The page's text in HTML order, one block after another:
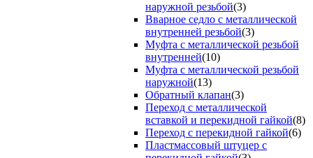
наружной резьбой(3)
Вварное седло с металлической
внутренней резьбой(3)
Муфта с металлической резьбой
внутренней(10)
Муфта с металлической резьбой
наружной(13)
Обратный клапан(3)
Переход с металлической
вставкой и перекидной гайкой(8)
Переход с перекидной гайкой(6)
Пластмассовый штуцер с